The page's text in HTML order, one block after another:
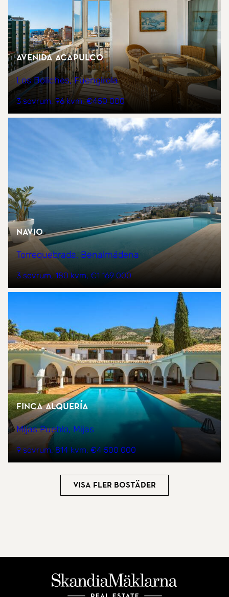
Avenida Acapulco
Los Boliches, Fuengirola
3 sovrum 96 kvm €450 000
NAVIO
Torrequebrada, Benalmádena
3 sovrum 180 kvm €1 169 000
Finca Alquería
Mijas Pueblo, Mijas
9 sovrum 814 kvm €4 500 000
Visa fler bostäder